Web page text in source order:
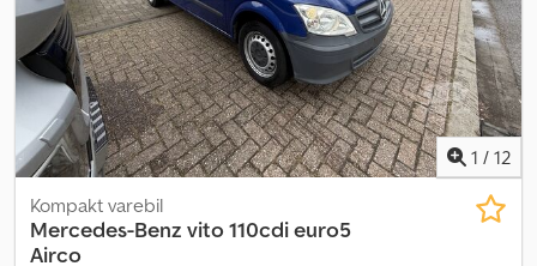
1 / 12
Kompakt varebil
Mercedes-Benz vito 110cdi euro5
Airco